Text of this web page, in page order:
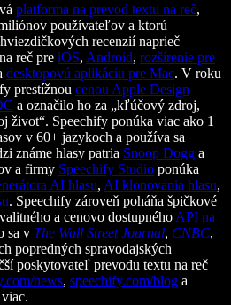
platforma na prevod textu na reč,
používateľov a ktorú
recenzií naprieč
reč pre iOS, Android, rozšírenie pre
desktopovú aplikáciu pre Mac. V roku
prestížnou cenou Apple Design
a označilo ho za „kľúčový zdroj,
Speechify ponúka viac ako 1
v 60+ jazykoch a používa sa
známe hlasy patria Snoop Dogg a
a firmy Speechify Studio ponúka
AI hlasu, AI klonovania hlasu,
. Speechify zároveň poháňa špičkové
a cenovo dostupného API na
sa v The Wall Street Journal, CNBC,
popredných spravodajských
poskytovateľ prevodu textu na reč
news, speechify.com/blog a